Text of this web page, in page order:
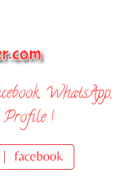
WhatsApp,
Profile !